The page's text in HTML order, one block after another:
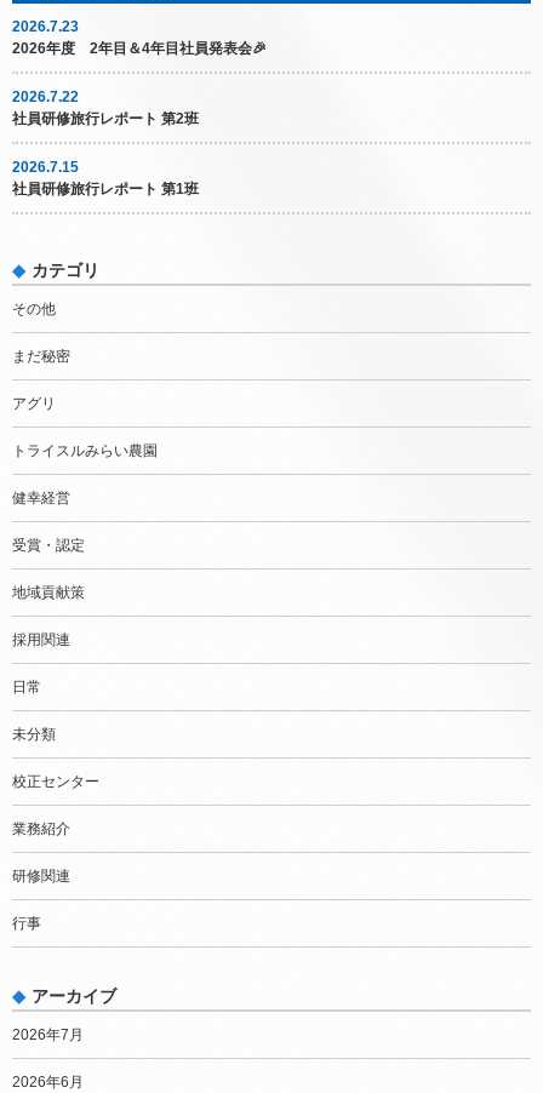
2026.7.23
2026年度 2年目＆4年目社員発表会🎉
2026.7.22
社員研修旅行レポート 第2班
2026.7.15
社員研修旅行レポート 第1班
カテゴリ
その他
まだ秘密
アグリ
トライスルみらい農園
健幸経営
受賞・認定
地域貢献策
採用関連
日常
未分類
校正センター
業務紹介
研修関連
行事
アーカイブ
2026年7月
2026年6月